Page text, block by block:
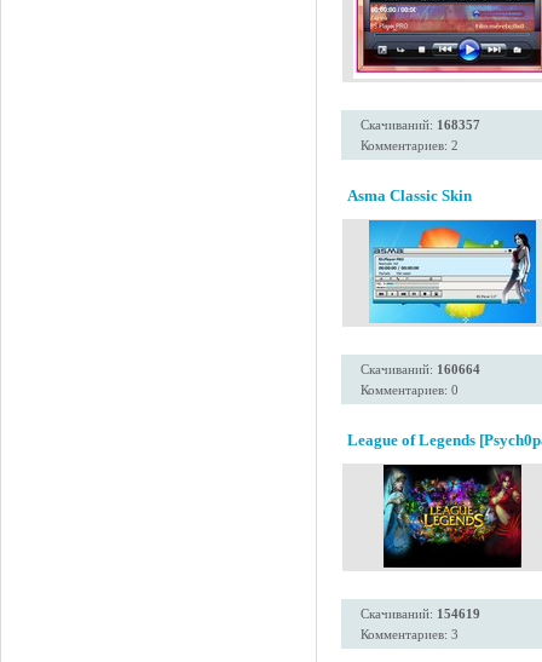
Скачиваний: 168357
Комментариев: 2
Asma Classic Skin
Скачиваний: 160664
Комментариев: 0
League of Legends
Скачиваний: 154619
Комментариев: 3